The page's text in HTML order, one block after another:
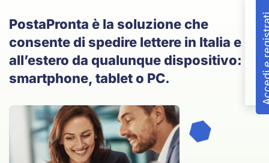
PostaPronta è la soluzione che
consente di spedire lettere in Italia e
all’estero da qualunque dispositivo:
smartphone, tablet o PC.